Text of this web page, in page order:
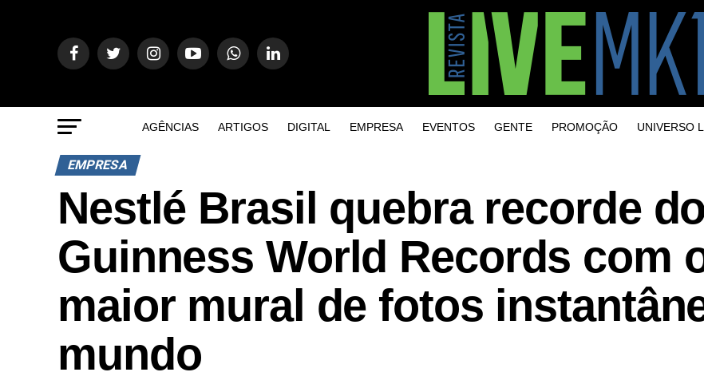
AGÊNCIAS ARTIGOS DIGITAL EMPRESA EVENTOS GENTE PROMOÇÃO UNIVERSO
EMPRESA
Nestlé Brasil quebra recorde do
Guinness World Records com
maior mural de fotos
mundo